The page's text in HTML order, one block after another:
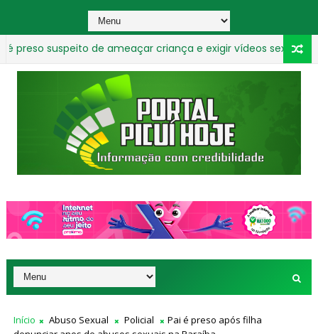
suspeito de ameaçar criança e exigir vídeos sexuais na
em plena via pública deixa homem morto em frente a
Início Abuso Sexual Policial
Pai é preso após filha